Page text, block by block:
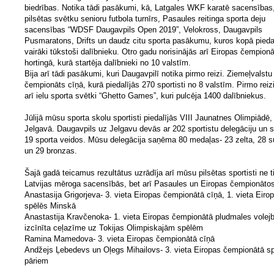
biedrības. Notika tādi pasākumi, kā, Latgales WKF karatē
pilsētas svētku senioru futbola turnīrs, Pasaules reitinga sporta deju
sacensības “WDSF Daugavpils Open 2019”, Velokross, Daugavpils
Pusmaratons, Drifts un daudz citu sporta pasākumu, kuros kopā
vairāki tūkstoši dalībnieku. Otro gadu norisinājās arī Eiropas
hortingā, kurā startēja dalībnieki no 10 valstīm.
Bija arī tādi pasākumi, kuri Daugavpilī notika pirmo reizi. Ziemeļvalstu
čempionāts cīņā, kurā piedalījās 270 sportisti no 8 valstīm. Pirmo
arī ielu sporta svētki “Ghetto Games”, kuri pulcēja 1400 dalībniekus.
Jūlijā mūsu sporta skolu sportisti piedalījās VIII Jaunatnes Olimpiādē,
Jelgavā. Daugavpils uz Jelgavu devās ar 202 sportistu delegāciju un
19 sporta veidos. Mūsu delegācija saņēma 80 medaļas- 23 zelta, 28
un 29 bronzas.
Šajā gadā teicamus rezultātus uzrādīja arī mūsu pilsētas sportisti ne
Latvijas mēroga sacensībās, bet arī Pasaules un Eiropas
Anastasija Grigorjeva- 3. vieta Eiropas čempionātā cīņā, 1. vieta
spēlēs Minskā
Anastastija Kravčenoka- 1. vieta Eiropas čempionātā pludmales
izcīnīta ceļazīme uz Tokijas Olimpiskajām spēlēm
Ramina Mamedova- 3. vieta Eiropas čempionātā cīņā
Andžejs Ļebedevs un Oļegs Mihailovs- 3. vieta Eiropas čempionātā
pāriem